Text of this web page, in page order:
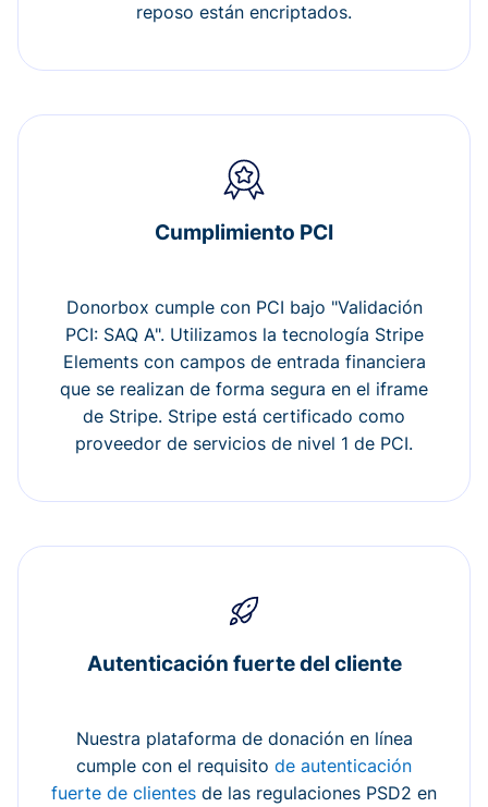
reposo están encriptados.
Cumplimiento PCI
Donorbox cumple con PCI bajo "Validación
PCI: SAQ A". Utilizamos la tecnología Stripe
Elements con campos de entrada financiera
que se realizan de forma segura en el iframe
de Stripe. Stripe está certificado como
proveedor de servicios de nivel 1 de PCI.
Autenticación fuerte del cliente
Nuestra plataforma de donación en línea
cumple con el requisito de autenticación
fuerte de clientes de las regulaciones PSD2 en